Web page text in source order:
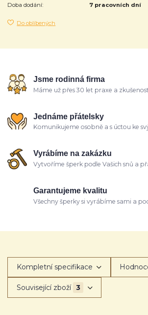
Doba dodání:
7 pracovních dní
Do oblíbených
Jsme rodinná firma
Máme už přes 30 let praxe a
Jednáme přátelsky
Komunikujeme osobně a s úctou ke
Vyrábíme na zakázku
Vytvoříme šperk podle Vašich snů a
Garantujeme kvalitu
Všechny šperky si vyrábíme sami a
Kompletní specifikace
Související zboží 3